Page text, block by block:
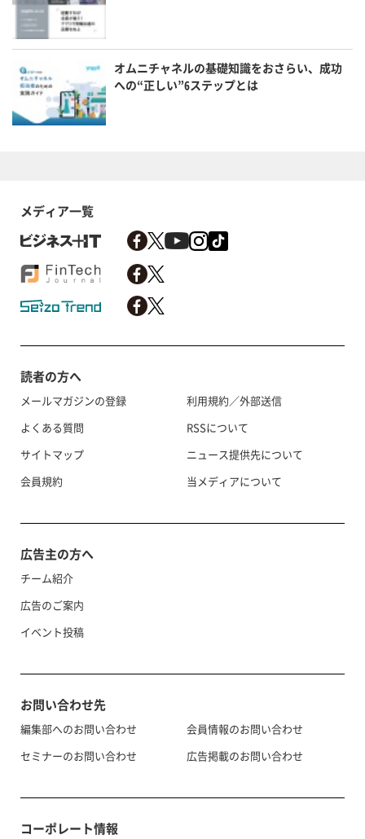
オムニチャネルの基礎知識をおさらい、成功
への“正しい”6ステップとは
メディア一覧
読者の方へ
メールマガジンの登録
よくある質問
サイトマップ
会員規約
利用規約／外部送信
RSSについて
ニュース提供先について
当メディアについて
広告主の方へ
チーム紹介
広告のご案内
イベント投稿
お問い合わせ先
編集部へのお問い合わせ
セミナーのお問い合わせ
会員情報のお問い合わせ
広告掲載のお問い合わせ
コーポレート情報